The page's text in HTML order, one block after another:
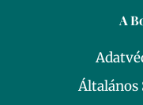
A
Általános